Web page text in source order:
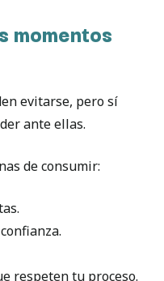
momentos
evitarse, pero sí
ante ellas.
de consumir:
respeten tu proceso.